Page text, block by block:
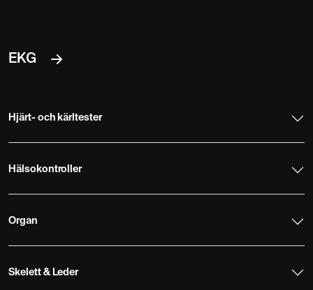
EKG
Hjärt- och kärltester
Hälsokontroller
Organ
Skelett & Leder